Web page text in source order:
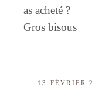
as acheté ?
Gros bisous
13 FÉVRIER